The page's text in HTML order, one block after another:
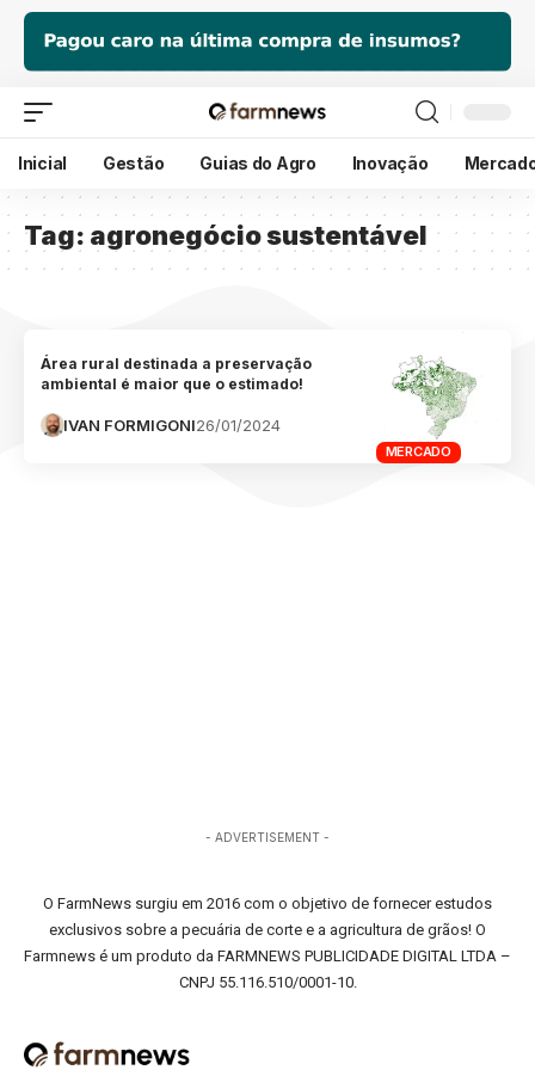
Inicial Gestão Guias do Agro Inovação
Tag: agronegócio sustentável
MERCADO
Área rural destinada a preservação
ambiental é maior que o estimado!
IVAN FORMIGONI26/01/2024
- ADVERTISEMENT -
O FarmNews surgiu em 2016 com o objetivo de fornecer estudos
exclusivos sobre a pecuária de corte e a agricultura de grãos! O
Farmnews é um produto da FARMNEWS PUBLICIDADE DIGITAL LTDA –
CNPJ 55.116.510/0001-10.